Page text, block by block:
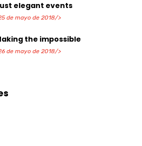
elegant events
de mayo de 2018/>
the impossible
de mayo de 2018/>